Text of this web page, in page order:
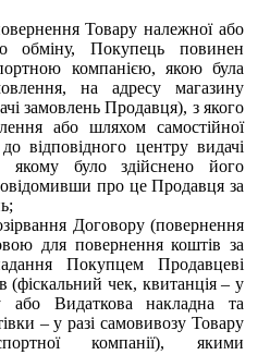
Товару належної або
обміну, Покупець повинен
компанією, якою була
на адресу магазину
замовлень Продавця), з якого
або шляхом самостійної
відповідного центру видачі
якому було здійснено його
про це Продавця за
Договору (повернення
для повернення коштів за
Покупцем Продавцеві
(фіскальний чек, квитанція – у
або Видаткова накладна та
– у разі самовивозу Товару
компанії), якими